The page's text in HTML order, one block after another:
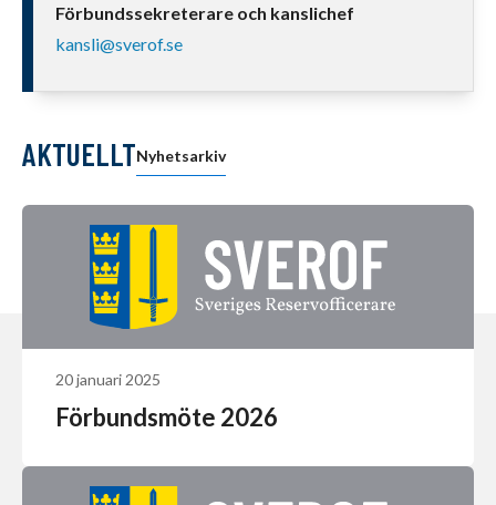
Förbundssekreterare och kanslichef
kansli@sverof.se
AKTUELLTNyhetsarkiv
20 januari 2025
Förbundsmöte 2026